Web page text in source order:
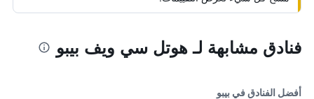
فنادق مشابهة لـ هوتل سي ويف بيبو
أفضل الفنادق في بيبو